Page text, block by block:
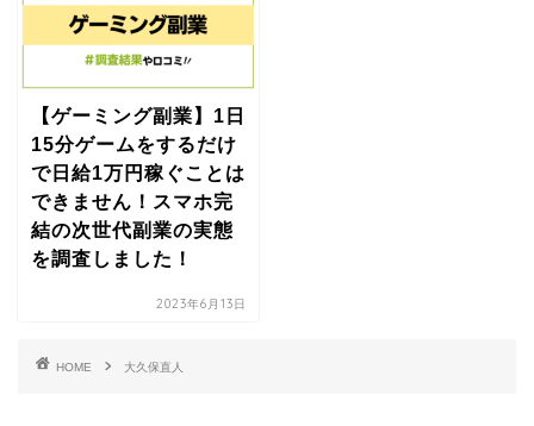
【ゲーミング副業】1日
15分ゲームをするだけ
で日給1万円稼ぐことは
できません！スマホ完
結の次世代副業の実態
を調査しました！
2023年6月13日
HOME 大久保直人